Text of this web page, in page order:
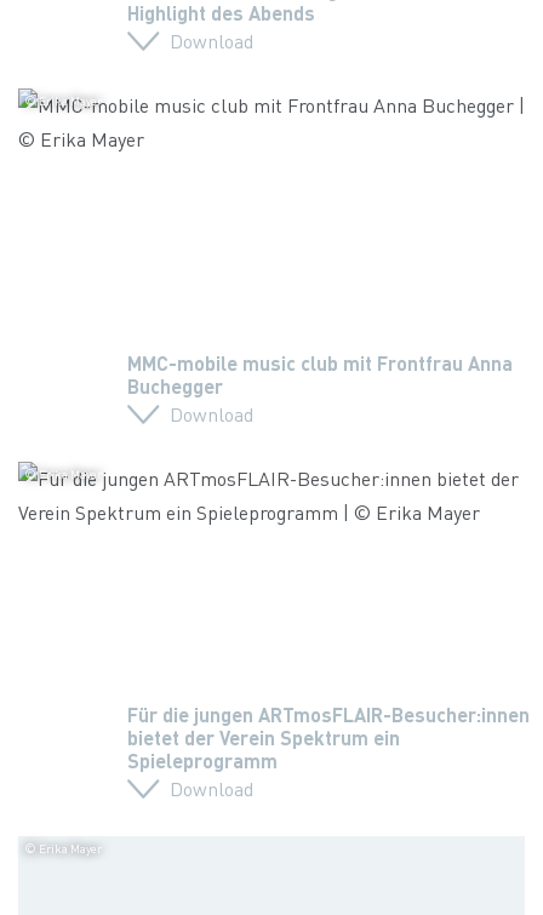
Highlight des Abends
Download
© Erika Mayer
MMC-mobile music club mit Frontfrau Anna
Buchegger
Download
© Erika Mayer
Für die jungen ARTmosFLAIR-Besucher:innen
bietet der Verein Spektrum ein
Spieleprogramm
Download
© Erika Mayer